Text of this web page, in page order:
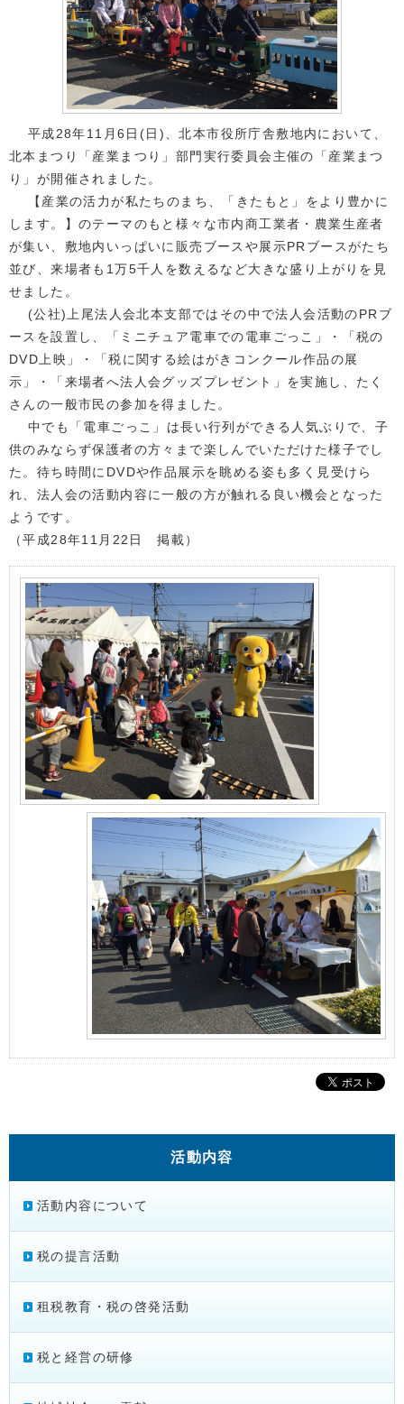
平成28年11月6日(日)、北本市役所庁舎敷地内において、
北本まつり「産業まつり」部門実行委員会主催の「産業まつ
り」が開催されました。
【産業の活力が私たちのまち、「きたもと」をより豊かに
します。】のテーマのもと様々な市内商工業者・農業生産者
が集い、敷地内いっぱいに販売ブースや展示PRブースがたち
並び、来場者も1万5千人を数えるなど大きな盛り上がりを見
せました。
(公社)上尾法人会北本支部ではその中で法人会活動のPRブ
ースを設置し、「ミニチュア電車での電車ごっこ」・「税の
DVD上映」・「税に関する絵はがきコンクール作品の展
示」・「来場者へ法人会グッズプレゼント」を実施し、たく
さんの一般市民の参加を得ました。
中でも「電車ごっこ」は長い行列ができる人気ぶりで、子
供のみならず保護者の方々まで楽しんでいただけた様子でし
た。待ち時間にDVDや作品展示を眺める姿も多く見受けら
れ、法人会の活動内容に一般の方が触れる良い機会となった
ようです。
（平成28年11月22日 掲載）
活動内容
活動内容について
税の提言活動
租税教育・税の啓発活動
税と経営の研修